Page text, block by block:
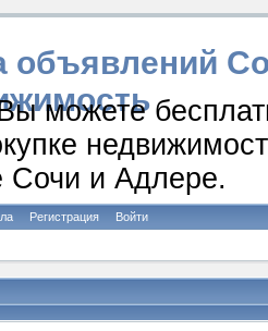
объявлений
можете
Сочи и Адлере.
Регистрация Войти